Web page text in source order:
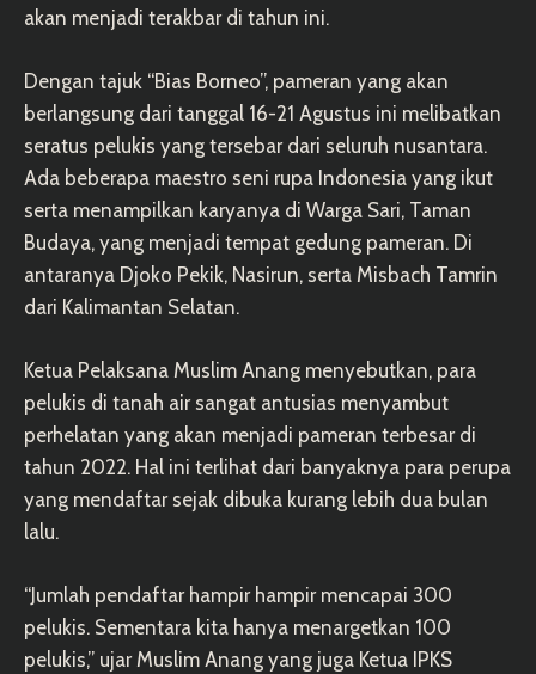
akan menjadi terakbar di tahun ini.
Dengan tajuk “Bias Borneo”, pameran yang akan
berlangsung dari tanggal 16-21 Agustus ini melibatkan
seratus pelukis yang tersebar dari seluruh nusantara.
Ada beberapa maestro seni rupa Indonesia yang ikut
serta menampilkan karyanya di Warga Sari, Taman
Budaya, yang menjadi tempat gedung pameran. Di
antaranya Djoko Pekik, Nasirun, serta Misbach Tamrin
dari Kalimantan Selatan.
Ketua Pelaksana Muslim Anang menyebutkan, para
pelukis di tanah air sangat antusias menyambut
perhelatan yang akan menjadi pameran terbesar di
tahun 2022. Hal ini terlihat dari banyaknya para perupa
yang mendaftar sejak dibuka kurang lebih dua bulan
lalu.
“Jumlah pendaftar hampir hampir mencapai 300
pelukis. Sementara kita hanya menargetkan 100
pelukis,” ujar Muslim Anang yang juga Ketua IPKS